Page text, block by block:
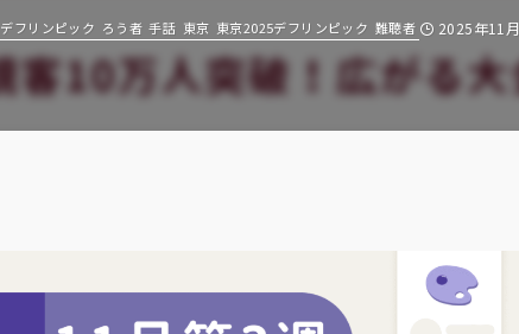
デフリンピック ろう者 手話 東京 東京2025デフリンピック 難聴者 2025年11